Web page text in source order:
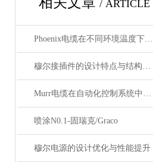
/ ARTICLE
Phoenix电缆在不同环境温度下的性能表现如何？
穆尔接插件的设计特点与结构优化
Murr电缆在自动化控制系统中的应用
喷涂N0.1-固瑞克/Graco
穆尔电源的设计优化与性能提升